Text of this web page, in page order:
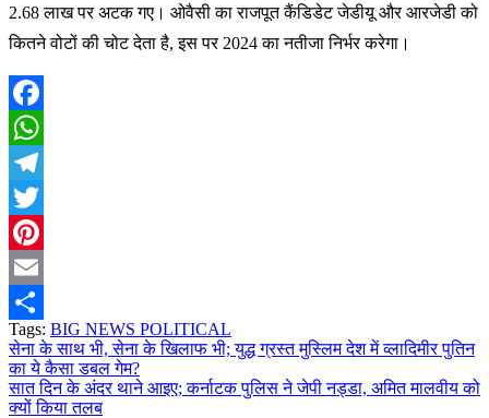
2.68 लाख पर अटक गए। ओवैसी का राजपूत कैंडिडेट जेडीयू और आरजेडी को
कितने वोटों की चोट देता है, इस पर 2024 का नतीजा निर्भर करेगा।
Facebook
WhatsApp
Telegram
Twitter
Pinterest
Email
Share
Tags: BIG NEWS POLITICAL
Post
navigation
सेना के साथ भी, सेना के खिलाफ भी; युद्ध ग्रस्त मुस्लिम देश में व्लादिमीर पुतिन
का ये कैसा डबल गेम?
सात दिन के अंदर थाने आइए; कर्नाटक पुलिस ने जेपी नड्डा, अमित मालवीय को
क्यों किया तलब